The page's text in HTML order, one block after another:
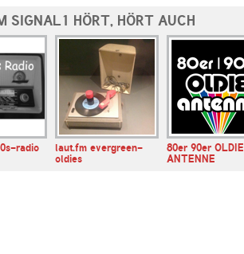
SIGNAL1 HÖRT, HÖRT AUCH
radio
laut.fm evergreen-
oldies
80er 90er OLDIE
ANTENNE